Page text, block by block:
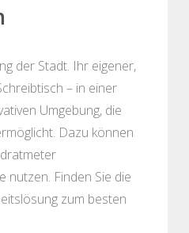
der Stadt. Ihr eigener,
– in einer
Umgebung, die
Dazu können
nutzen. Finden Sie die
zum besten